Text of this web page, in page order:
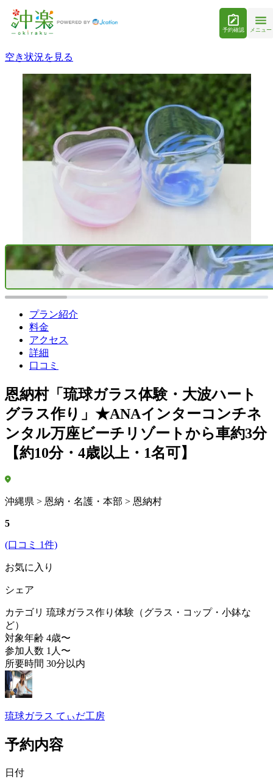
予約確認 メニュー
空き状況を見る
プラン紹介
料金
アクセス
詳細
口コミ
恩納村「琉球ガラス体験・大波ハート
グラス作り」★ANAインターコンチネ
ンタル万座ビーチリゾートから車約3分
【約10分・4歳以上・1名可】
沖縄県 > 恩納・名護・本部 > 恩納村
5
(口コミ 1件)
お気に入り
シェア
カテゴリ 琉球ガラス作り体験（グラス・コップ・小鉢な
ど）
対象年齢 4歳〜
参加人数 1人〜
所要時間 30分以内
琉球ガラス てぃだ工房
予約内容
日付